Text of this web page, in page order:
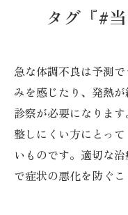
タグ『#
急な体調不良は予測
みを感じたり、発熱
診察が必要になりま
整しにくい方にとっ
いものです。適切な
で症状の悪化を防ぐこ